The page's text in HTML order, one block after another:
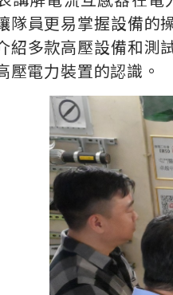
隊員更易掌握設備的
紹多款高壓設備和測
壓電力裝置的認識。